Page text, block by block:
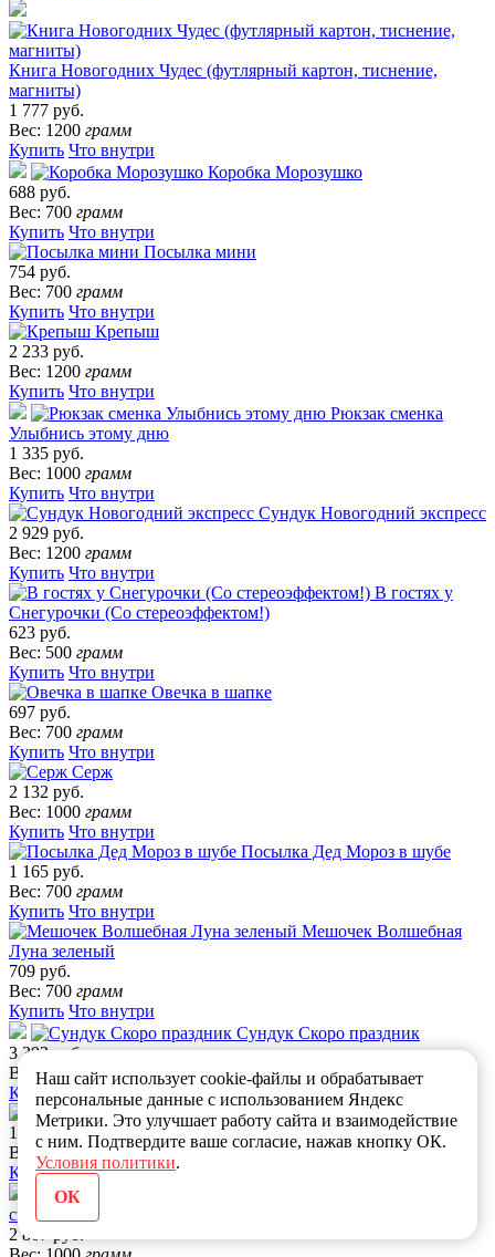
Книга Новогодних Чудес (футлярный картон, тиснение,
магниты)
1 777 руб.
Вес: 1200 грамм
Купить Что внутри
Коробка Морозушко
688 руб.
Вес: 700 грамм
Купить Что внутри
Посылка мини
754 руб.
Вес: 700 грамм
Купить Что внутри
Крепыш
2 233 руб.
Вес: 1200 грамм
Купить Что внутри
Рюкзак сменка
Улыбнись этому дню
1 335 руб.
Вес: 1000 грамм
Купить Что внутри
Сундук Новогодний экспресс
2 929 руб.
Вес: 1200 грамм
Купить Что внутри
В гостях у
Снегурочки (Со стереоэффектом!)
623 руб.
Вес: 500 грамм
Купить Что внутри
Овечка в шапке
697 руб.
Вес: 700 грамм
Купить Что внутри
Серж
2 132 руб.
Вес: 1000 грамм
Купить Что внутри
Посылка Дед Мороз в шубе
1 165 руб.
Вес: 700 грамм
Купить Что внутри
Мешочек Волшебная
Луна зеленый
709 руб.
Вес: 700 грамм
Купить Что внутри
Сундук Скоро праздник
3 392 руб.
Вес: 1000грамм
Купить Что внутри
Рюкзак-сменка Снежинкин
1 172 руб.
Вес: 800грамм
Купить Что внутри
сияние
2 807 руб.
Наш сайт использует cookie-файлы и обрабатывает
персональные данные с использованием Яндекс
Метрики. Это улучшает работу сайта и взаимодействие
с ним. Подтвердите ваше согласие, нажав кнопку ОК.
Условия политики.
ОК